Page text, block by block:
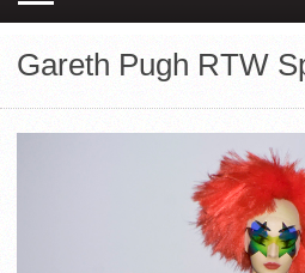
Gareth Pugh RTW